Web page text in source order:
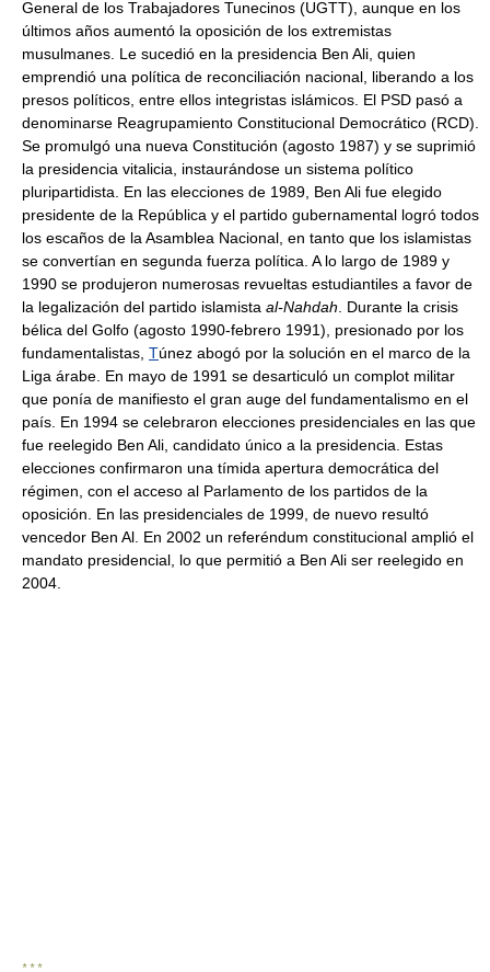
General de los Trabajadores Tunecinos (UGTT), aunque en los
últimos años aumentó la oposición de los extremistas
musulmanes. Le sucedió en la presidencia Ben Ali, quien
emprendió una política de reconciliación nacional, liberando a los
presos políticos, entre ellos integristas islámicos. El PSD pasó a
denominarse Reagrupamiento Constitucional Democrático (RCD).
Se promulgó una nueva Constitución (agosto 1987) y se suprimió
la presidencia vitalicia, instaurándose un sistema político
pluripartidista. En las elecciones de 1989, Ben Ali fue elegido
presidente de la República y el partido gubernamental logró todos
los escaños de la Asamblea Nacional, en tanto que los islamistas
se convertían en segunda fuerza política. A lo largo de 1989 y
1990 se produjeron numerosas revueltas estudiantiles a favor de
la legalización del partido islamista al-Nahdah. Durante la crisis
bélica del Golfo (agosto 1990-febrero 1991), presionado por los
fundamentalistas, Túnez abogó por la solución en el marco de la
Liga árabe. En mayo de 1991 se desarticuló un complot militar
que ponía de manifiesto el gran auge del fundamentalismo en el
país. En 1994 se celebraron elecciones presidenciales en las que
fue reelegido Ben Ali, candidato único a la presidencia. Estas
elecciones confirmaron una tímida apertura democrática del
régimen, con el acceso al Parlamento de los partidos de la
oposición. En las presidenciales de 1999, de nuevo resultó
vencedor Ben Al. En 2002 un referéndum constitucional amplió el
mandato presidencial, lo que permitió a Ben Ali ser reelegido en
2004.
* * *